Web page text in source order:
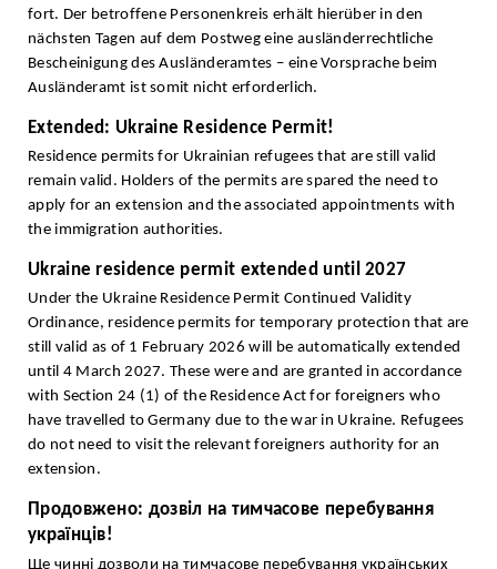
fort. Der betroffene Personenkreis erhält hierüber in den
nächsten Tagen auf dem Postweg eine ausländerrechtliche
Bescheinigung des Ausländeramtes – eine Vorsprache beim
Ausländeramt ist somit nicht erforderlich.
Extended: Ukraine Residence Permit!
Residence permits for Ukrainian refugees that are still valid
remain valid. Holders of the permits are spared the need to
apply for an extension and the associated appointments with
the immigration authorities.
Ukraine residence permit extended until 2027
Under the Ukraine Residence Permit Continued Validity
Ordinance, residence permits for temporary protection that are
still valid as of 1 February 2026 will be automatically extended
until 4 March 2027. These were and are granted in accordance
with Section 24 (1) of the Residence Act for foreigners who
have travelled to Germany due to the war in Ukraine. Refugees
do not need to visit the relevant foreigners authority for an
extension.
Продовжено: дозвіл на тимчасове перебування
українців!
Ще чинні дозволи на тимчасове перебування українських